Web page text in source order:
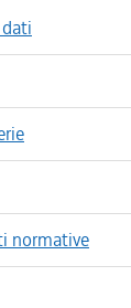
normative